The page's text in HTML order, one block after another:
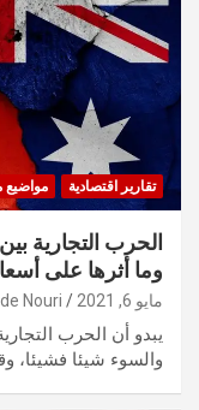
تقارير اقتصادية مواضيع
الحرب التجارية
وما أثرها على
مايو 6, 2021 Nouri
يبدو أن الحرب
والسوء شيئا فشيئا،